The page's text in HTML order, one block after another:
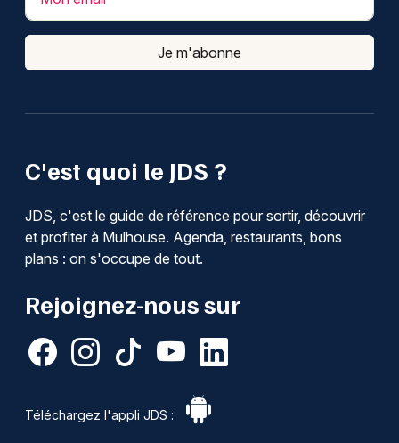
C'est quoi le JDS ?
JDS, c'est le guide de référence pour sortir, découvrir
et profiter à Mulhouse. Agenda, restaurants, bons
plans : on s'occupe de tout.
Rejoignez-nous sur
Téléchargez l'appli JDS :
Je m'abonne